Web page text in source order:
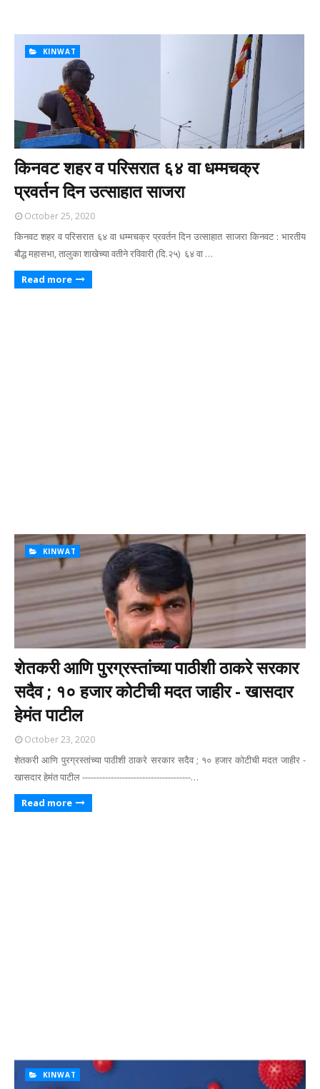
KINWAT
किनवट शहर व परिसरात ६४ वा धम्मचक्र
प्रवर्तन दिन उत्साहात साजरा
October 25, 2020
किनवट शहर व परिसरात ६४ वा धम्मचक्र प्रवर्तन दिन उत्साहात साजरा किनवट : भारतीय
बौद्ध महासभा, तालुका शाखेच्या वतीने रविवारी (दि.२५) ६४ वा …
Read more
KINWAT
शेतकरी आणि पुरग्रस्तांच्या पाठीशी ठाकरे सरकार
सदैव ; १० हजार कोटीची मदत जाहीर - खासदार
हेमंत पाटील
October 23, 2020
शेतकरी आणि पुरग्रस्तांच्या पाठीशी ठाकरे सरकार सदैव ; १० हजार कोटीची मदत जाहीर -
खासदार हेमंत पाटील --------------------------------------…
Read more
KINWAT